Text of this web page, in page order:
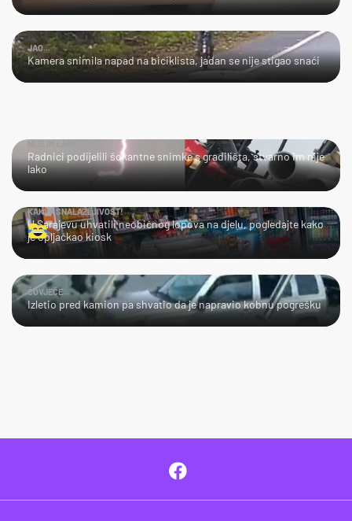
JAO...
Kamera snimila napad na biciklista, jadan se nije stigao snaći
Radnici podijelili šokantne snimke s gradilišta, stvarno im nije
lako
KAKVA SNALAŽLJIVOST!
U Sarajevu uhvatili neobičnog lopova na djelu, pogledajte kako
je opljačkao kiosk
ČOVJEČE...
Izletio pred kamion pa shvatio da je napravio kobnu pogrešku